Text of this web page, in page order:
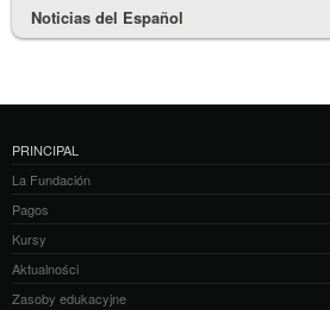
Noticias del Español
PRINCIPAL
La Fundación
Pagos
Kursy
Aktualności
Zasoby edukacyjne